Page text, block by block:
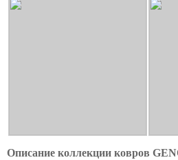
Описание коллекции ковров